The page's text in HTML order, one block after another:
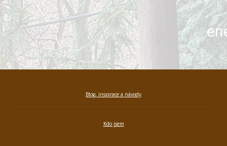
Blog, inspirace a návody
Kdo jsem